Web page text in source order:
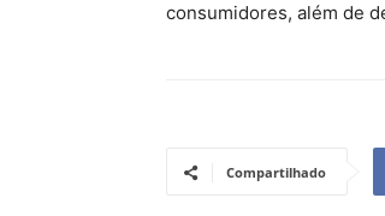
consumidores, além de
Compartilhado